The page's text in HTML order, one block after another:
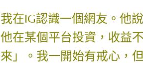
我在IG認識一個網友。他
他在某個平台投資，收益
來」。我一開始有戒心，